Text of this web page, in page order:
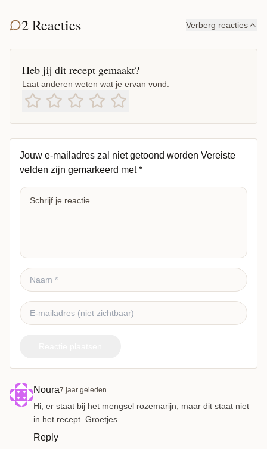
2 Reacties Verberg reacties
Heb jij dit recept gemaakt?
Laat anderen weten wat je ervan vond.
Jouw e-mailadres zal niet getoond worden Vereiste
velden zijn gemarkeerd met*
Noura7 jaar geleden
Hi, er staat bij het mengsel rozemarijn, maar dit staat niet
in het recept. Groetjes
Reply